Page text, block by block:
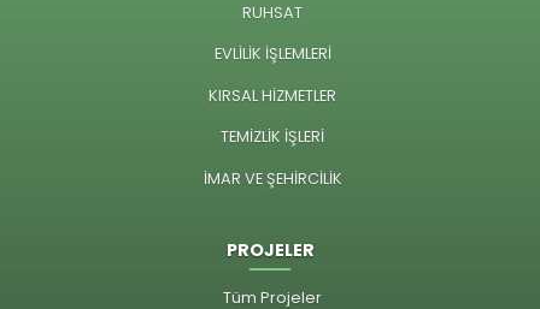
RUHSAT
EVLİLİK İŞLEMLERİ
KIRSAL HİZMETLER
TEMİZLİK İŞLERİ
İMAR VE ŞEHİRCİLİK
PROJELER
Tüm Projeler